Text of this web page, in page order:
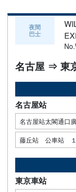
夜間
巴士
名古屋 ⇒ 東
名古屋站
名古屋站太閣通口
藤丘站 公車站 １
東京車站